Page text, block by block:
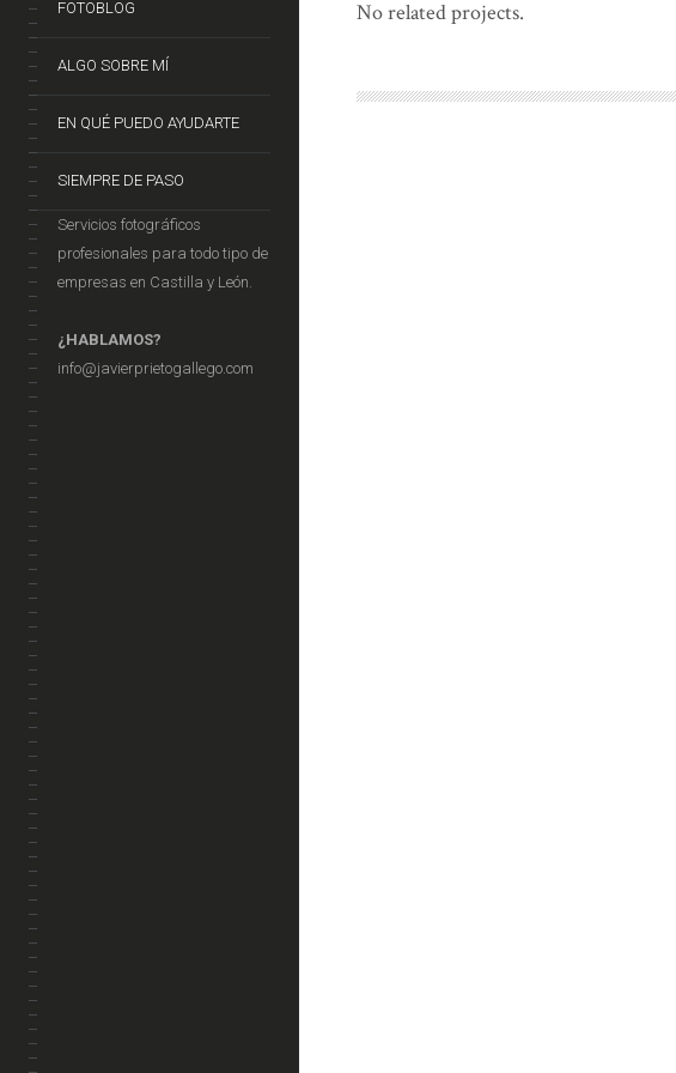
FOTOBLOG
ALGO SOBRE MÍ
EN QUÉ PUEDO AYUDARTE
SIEMPRE DE PASO
Servicios fotográficos
profesionales para todo tipo de
empresas en Castilla y León.
¿HABLAMOS?
info@javierprietogallego.com
No related projects.